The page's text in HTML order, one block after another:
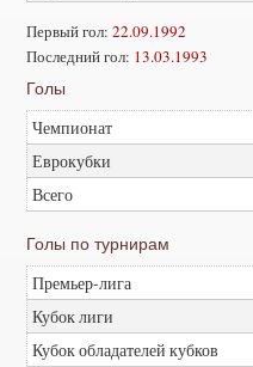
Первый гол: 22.09.1992
Последний гол: 13.03.1993
Голы
Чемпионат
Еврокубки
Всего
Голы по турнирам
Премьер-лига
Кубок лиги
Кубок обладателей кубков